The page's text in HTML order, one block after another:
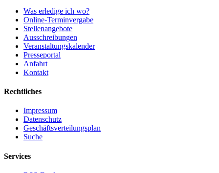
Was erledige ich wo?
Online-Terminvergabe
Stellenangebote
Ausschreibungen
Veranstaltungskalender
Presseportal
Anfahrt
Kontakt
Rechtliches
Impressum
Datenschutz
Geschäftsverteilungsplan
Suche
Services